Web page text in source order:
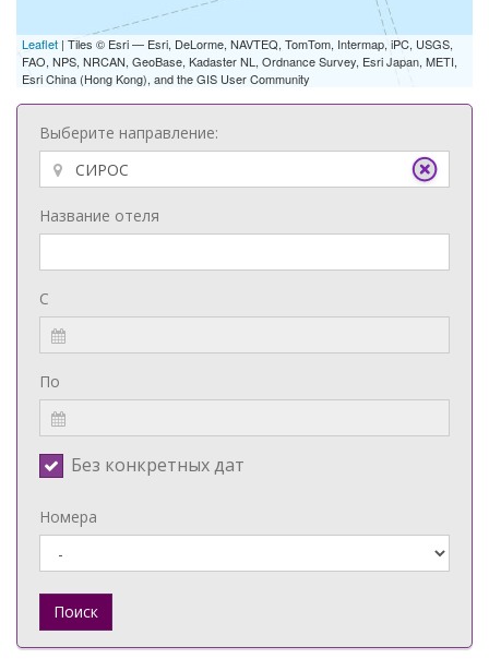
Leaflet | Tiles © Esri — Esri, DeLorme, NAVTEQ, TomTom, Intermap, iPC, USGS,
FAO, NPS, NRCAN, GeoBase, Kadaster NL, Ordnance Survey, Esri Japan, METI,
Esri China (Hong Kong), and the GIS User Community
Выберите направление:
Название отеля
С
По
Без конкретных дат
Номера
Поиск